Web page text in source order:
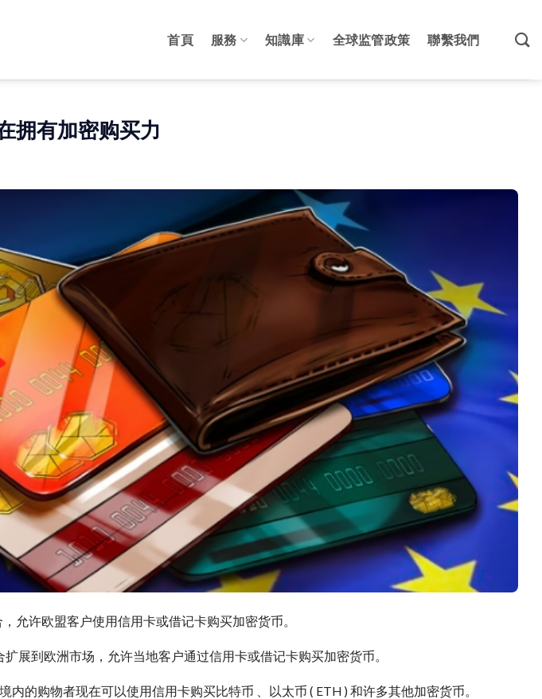
首頁 服務 知識庫 全球监管政策 聯繫我們
拥有加密购买力
允许欧盟客户使用信用卡或借记卡购买加密货币。
展到欧洲市场，允许当地客户通过信用卡或借记卡购买加密货币。
内的购物者现在可以使用信用卡购买比特币 、以太币 ( ETH ) 和许多其他加密货币。